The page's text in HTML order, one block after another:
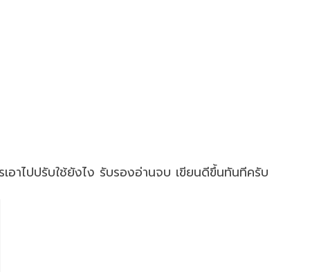
เอาไปปรับใช้ยังไง รับรองอ่านจบ เขียนดีขึ้นทันทีครับ